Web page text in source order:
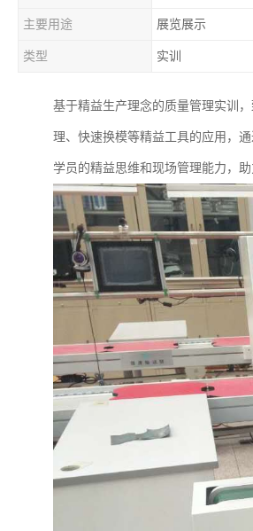
主要用途 展览展示
类型 实训
基于精益生产理念的质量管理实训
理、快速换模等精益工具的应用，
学员的精益思维和现场管理能力，